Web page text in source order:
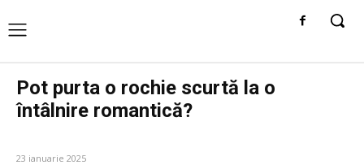
Pot purta o rochie scurtă la o
întâlnire romantică?
23 ianuarie 2025